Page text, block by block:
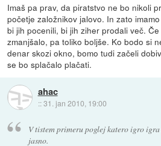
Imaš pa prav, da piratstvo ne bo nikoli
početje založnikov jalovo. In zato
bi jih pocenili, bi jih ziher prodali več.
zmanjšalo, pa toliko boljše. Ko bodo si
denar skozi okno, bomo tudi začeli
se bo splačalo plačati.
ahac
::31. jan 2010, 19:00
V tistem primeru poglej katero igro
jasno.